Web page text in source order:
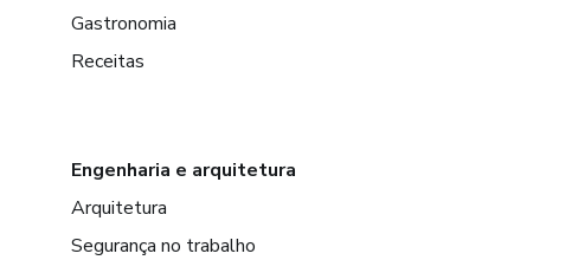
Gastronomia
Receitas
Engenharia e arquitetura
Arquitetura
Segurança no trabalho